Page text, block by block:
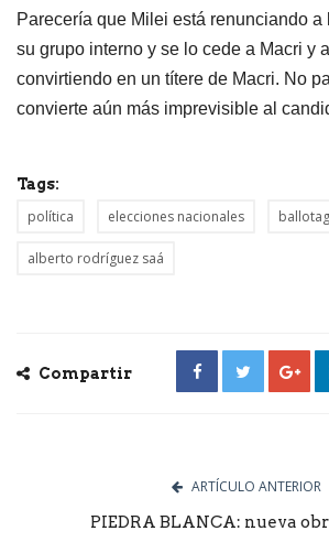
Parecería que Milei está renunciando
su grupo interno y se lo cede a Macri y
convirtiendo en un títere de Macri. No
convierte aún más imprevisible al
Tags:
política elecciones nacionales
alberto rodríguez saá
Compartir
ARTÍCULO ANTERIOR
PIEDRA BLANCA: nueva